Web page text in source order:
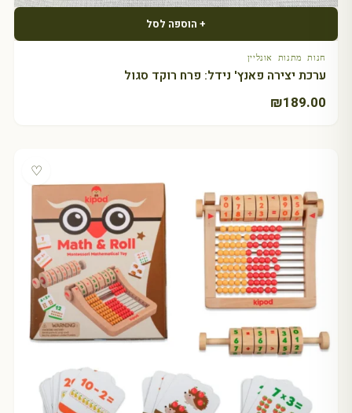
+ הוספה לסל
חנות מתנות אונליין
ערכת יצירה פאנץ' נידל: פרח רוקד סגול
₪189.00
♡